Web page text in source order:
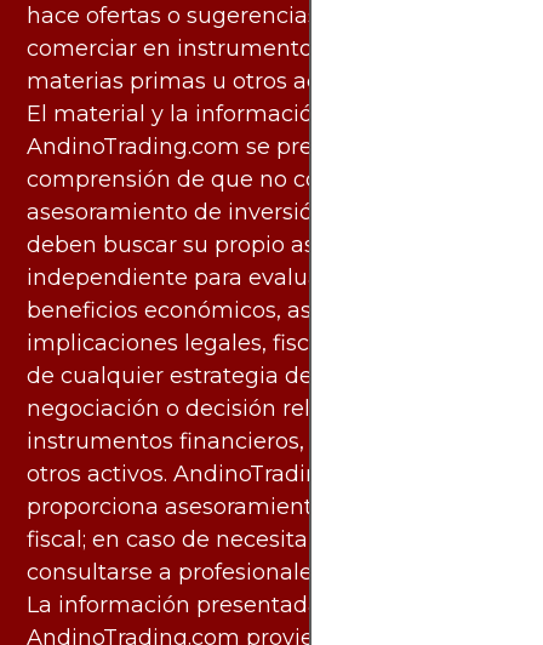
hace ofertas o sugerencias para invertir o
comerciar en instrumentos financieros,
materias primas u otros activos.
El material y la información disponibles en
AndinoTrading.com se presentan con la
comprensión de que no constituyen
asesoramiento de inversión. Los usuarios
deben buscar su propio asesoramiento
independiente para evaluar los riesgos y
beneficios económicos, así como las
implicaciones legales, fiscales y contables
de cualquier estrategia de inversión,
negociación o decisión relacionada con
instrumentos financieros, materias primas u
otros activos. AndinoTrading.com no
proporciona asesoramiento legal, contable o
fiscal; en caso de necesitarlo, debe
consultarse a profesionales especializados.
La información presentada por
AndinoTrading.com proviene de fuentes